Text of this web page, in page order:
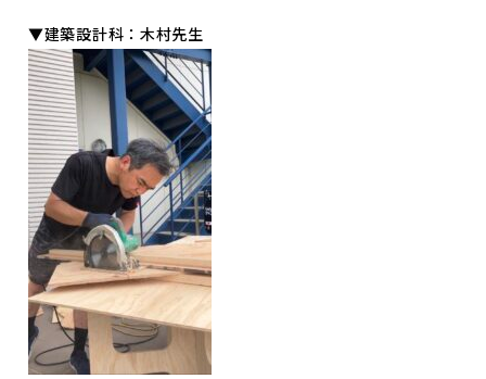
▼建築設計科：木村先生